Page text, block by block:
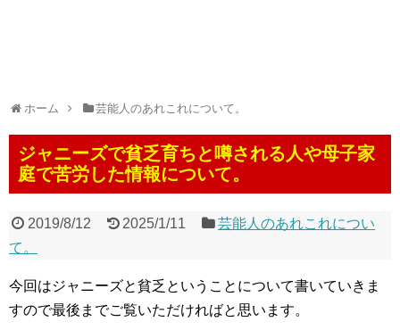
ホーム 芸能人のあれこれについて。
ジャニーズで貧乏育ちと噂される人や母子家
庭で苦労した情報について。
2019/8/12 2025/1/11
芸能人のあれこれについ
て。
今回はジャニーズと貧乏ということについて書いていきま
すので最後までご覧いただければと思います。